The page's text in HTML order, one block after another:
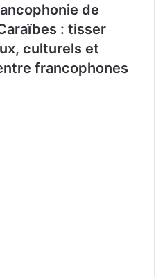
de
: tisser
culturels et
francophones